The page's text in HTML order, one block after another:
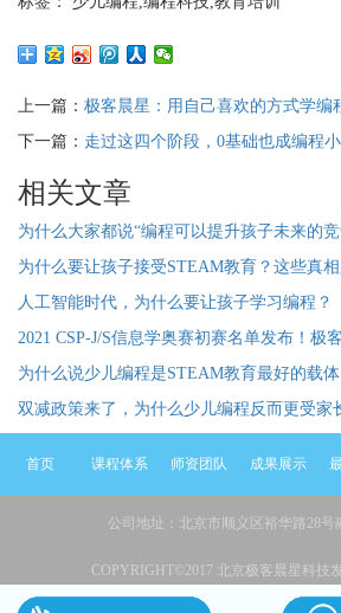
上一篇： 极客晨星：用自己喜欢的方式学编
下一篇： 走过这四个阶段，0基础也成编程
相关文章
为什么大家都说“编程可以提升孩子未来的竞
为什么要让孩子接受STEAM教育？这些真相
人工智能时代，为什么要让孩子学习编程？
2021 CSP-J/S信息学奥赛初赛名单发布！极
为什么说少儿编程是STEAM教育最好的载体
双减政策来了，为什么少儿编程反而更受家
首页 课程体系 师资团队 成果展示
公司地址：北京市顺义区裕华路28号
COPYRIGHT©2017 北京极客晨星科技
京ICP备16058419号-1